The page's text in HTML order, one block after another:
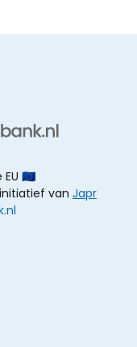
🇪🇺
van Japr